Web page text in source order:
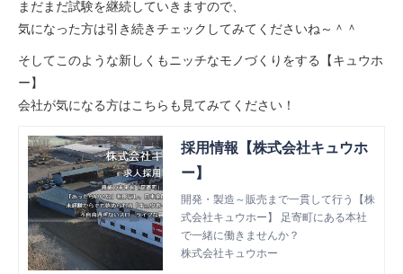
まだまだ試験を継続していきますので、
気になった方は引き続きチェックしてみてくださいね～＾＾
そしてこのような新しくもニッチなモノづくりをする【キュウホ
ー】
会社が気になる方はこちらも見てみてください！
採用情報【株式会社キュウホ
ー】
開発・製造～販売まで一貫して行う【株
式会社キュウホー】 足寄町にある本社
で一緒に働きませんか？
株式会社キュウホー